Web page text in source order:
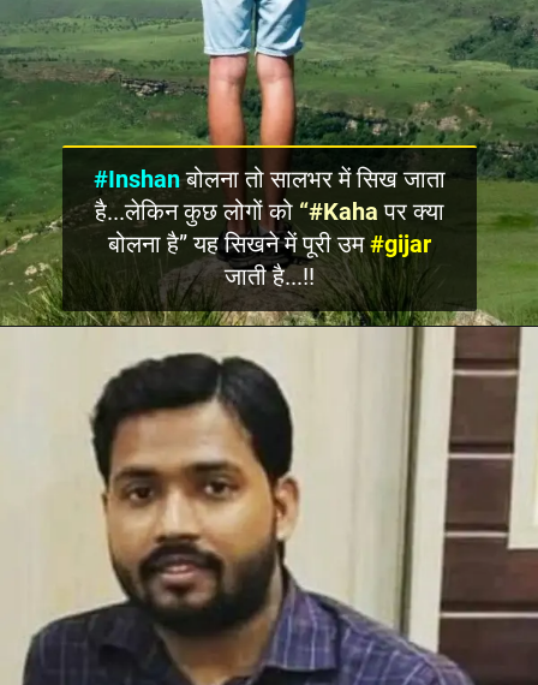
#Inshanबोलना तो सालभर में सिख जाता
है...लेकिन कुछ लोगों को “#Kahaपर क्या
बोलना है” यह सिखने में पूरी उम#gijar
जाती है...!!